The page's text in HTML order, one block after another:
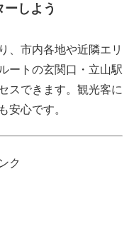
しよう
、市内各地や近隣エリ
ートの玄関口・立山駅
スできます。観光客に
安心です。
ク